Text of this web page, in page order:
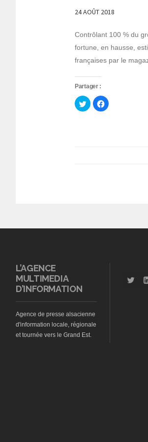
24 AOÛT 2018
Contrôlant 100 % du
fortune, en hausse,
françaises par le
Partager :
Cliquez
pour
partager
Cliquez
pour
L’AGENCE
MULTIMEDIA
D’INFORMATION
Agence de presse alsacienne
d'information locale, régionale
et tournée vers le Grand Est.